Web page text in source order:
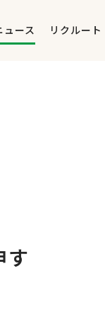
ュース リクルート
す